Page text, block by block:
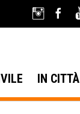
IN CITTÀ